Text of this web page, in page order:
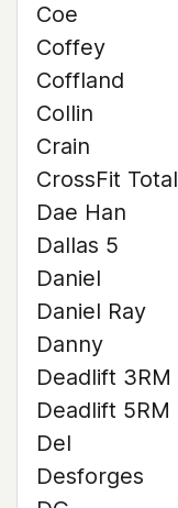
Coe
Coffey
Coffland
Collin
Crain
CrossFit Total
Dae Han
Dallas 5
Daniel
Daniel Ray
Danny
Deadlift 3RM
Deadlift 5RM
Del
Desforges